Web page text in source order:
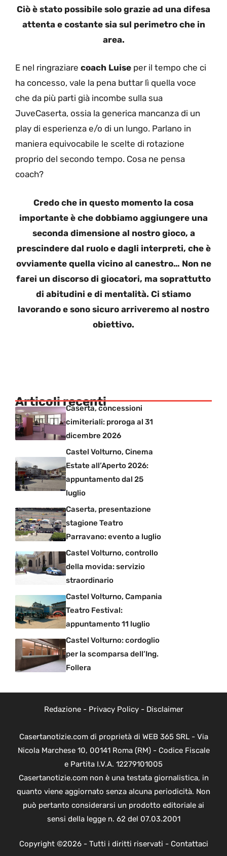
Ciò è stato possibile solo grazie ad una difesa
attenta e costante sia sul perimetro che in
area.
E nel ringraziare coach Luise per il tempo che ci
ha concesso, vale la pena buttar lì quella voce
che da più parti già incombe sulla sua
JuveCaserta, ossia la generica mancanza di un
play di esperienza e/o di un lungo. Parlano in
maniera equivocabile le scelte di rotazione
proprio del secondo tempo. Cosa ne pensa
coach?
Credo che in questo momento la cosa
importante è che dobbiamo aggiungere una
seconda dimensione al nostro gioco, a
prescindere dal ruolo e dagli interpreti, che è
ovviamente quella vicino al canestro… Non ne
farei un discorso di giocatori, ma soprattutto
di abitudini e di mentalità. Ci stiamo
lavorando e sono sicuro arriveremo al nostro
obiettivo.
Articoli recenti
Caserta, concessioni
cimiteriali: proroga al 31
dicembre 2026
Castel Volturno, Cinema
Estate all’Aperto 2026:
appuntamento dal 25
luglio
Caserta, presentazione
stagione Teatro
Parravano: evento a luglio
Castel Volturno, controllo
della movida: servizio
straordinario
Castel Volturno, Campania
Teatro Festival:
appuntamento 11 luglio
Castel Volturno: cordoglio
per la scomparsa dell’Ing.
Follera
Redazione- Privacy Policy- Disclaimer
Casertanotizie.com di proprietà di WEB 365 SRL - Via
Nicola Marchese 10, 00141 Roma (RM) - Codice Fiscale
e Partita I.V.A. 12279101005
Casertanotizie.com non è una testata giornalistica, in
quanto viene aggiornato senza alcuna periodicità. Non
può pertanto considerarsi un prodotto editoriale ai
sensi della legge n. 62 del 07.03.2001
Copyright ©2026 - Tutti i diritti riservati - Contattaci